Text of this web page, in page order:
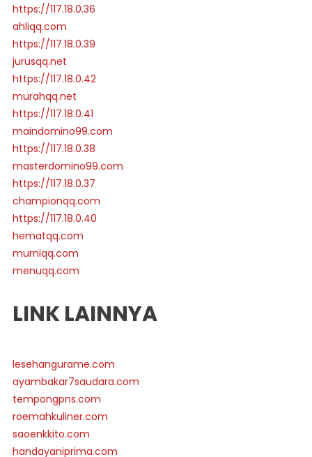
https://117.18.0.36
ahliqq.com
https://117.18.0.39
jurusqq.net
https://117.18.0.42
murahqq.net
https://117.18.0.41
maindomino99.com
https://117.18.0.38
masterdomino99.com
https://117.18.0.37
championqq.com
https://117.18.0.40
hematqq.com
murniqq.com
menuqq.com
LINK LAINNYA
lesehangurame.com
ayambakar7saudara.com
tempongpns.com
roemahkuliner.com
saoenkkito.com
handayaniprima.com